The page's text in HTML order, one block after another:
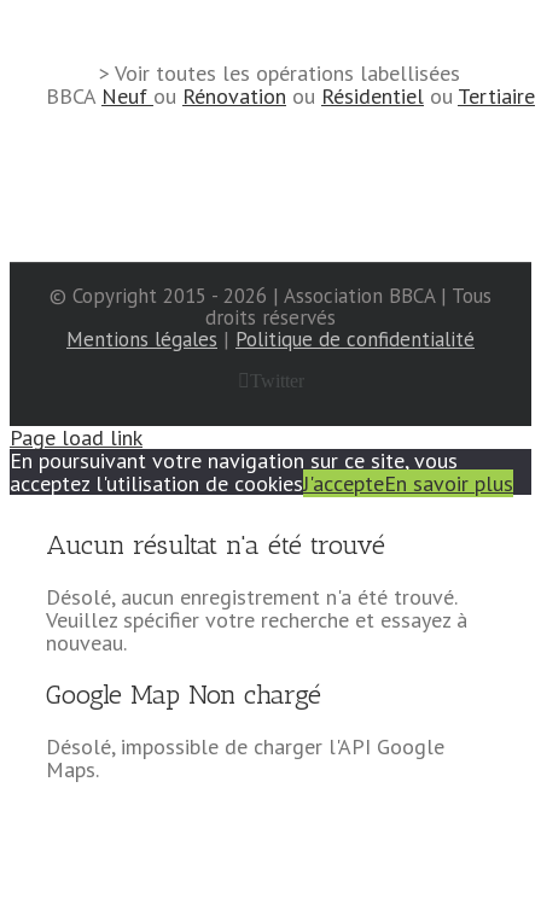
Aucun résultat n'a été trouvé
Désolé, aucun enregistrement n'a été trouvé.
Veuillez spécifier votre recherche et essayez à
nouveau.
Google Map Non chargé
Désolé, impossible de charger l'API Google
Maps.
> Voir toutes les opérations labellisées
BBCA Neuf ou Rénovation ou Résidentielou Tertiaire
© Copyright 2015 - 2026 | Association BBCA | Tous
droits réservés
Mentions légales | Politique de confidentialité
Twitter
Page load link
En poursuivant votre navigation sur ce site, vous
acceptez l'utilisation de cookiesJ'accepteEn savoir plus